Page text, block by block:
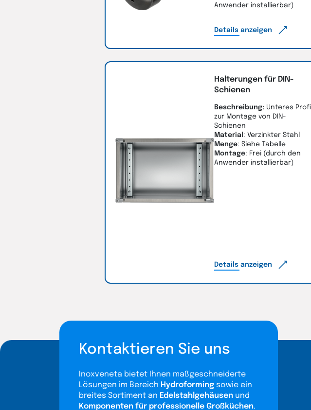
Anwender installierbar)
Details anzeigen
Halterungen für DIN-
Schienen
Beschreibung: Unteres Profil
zur Montage von DIN-
Schienen
Material : Verzinkter Stahl
Menge: Siehe Tabelle
Montage: Frei (durch den
Anwender installierbar)
Details anzeigen
Kontaktieren Sie uns
Inoxveneta bietet Ihnen maßgeschneiderte
Lösungen im Bereich Hydroforming sowie ein
breites Sortiment an Edelstahlgehäusen und
Komponenten für professionelle Großküchen.